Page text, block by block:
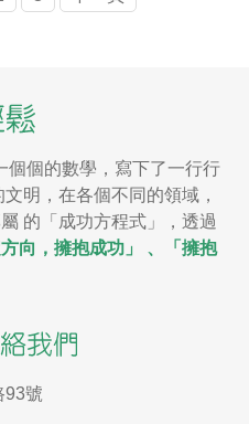
個個的數學，寫下了一行行
明，在各個不同的領域，
的「成功方程式」，透過
方向，擁抱成功」 、「擁抱
93號